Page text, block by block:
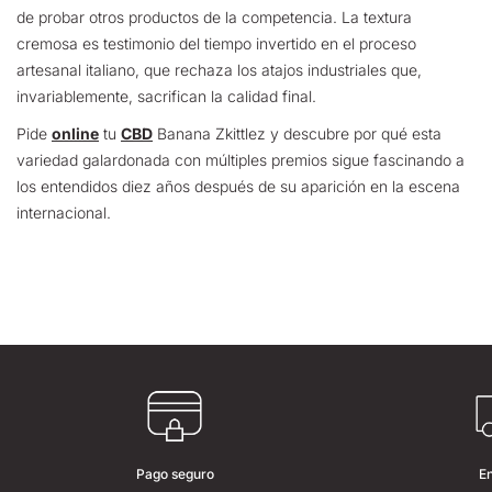
de probar otros productos de la competencia. La textura
cremosa es testimonio del tiempo invertido en el proceso
artesanal italiano, que rechaza los atajos industriales que,
invariablemente, sacrifican la calidad final.
Pide online tu CBD Banana Zkittlez y descubre por qué esta
variedad galardonada con múltiples premios sigue fascinando a
los entendidos diez años después de su aparición en la escena
internacional.
Pago seguro